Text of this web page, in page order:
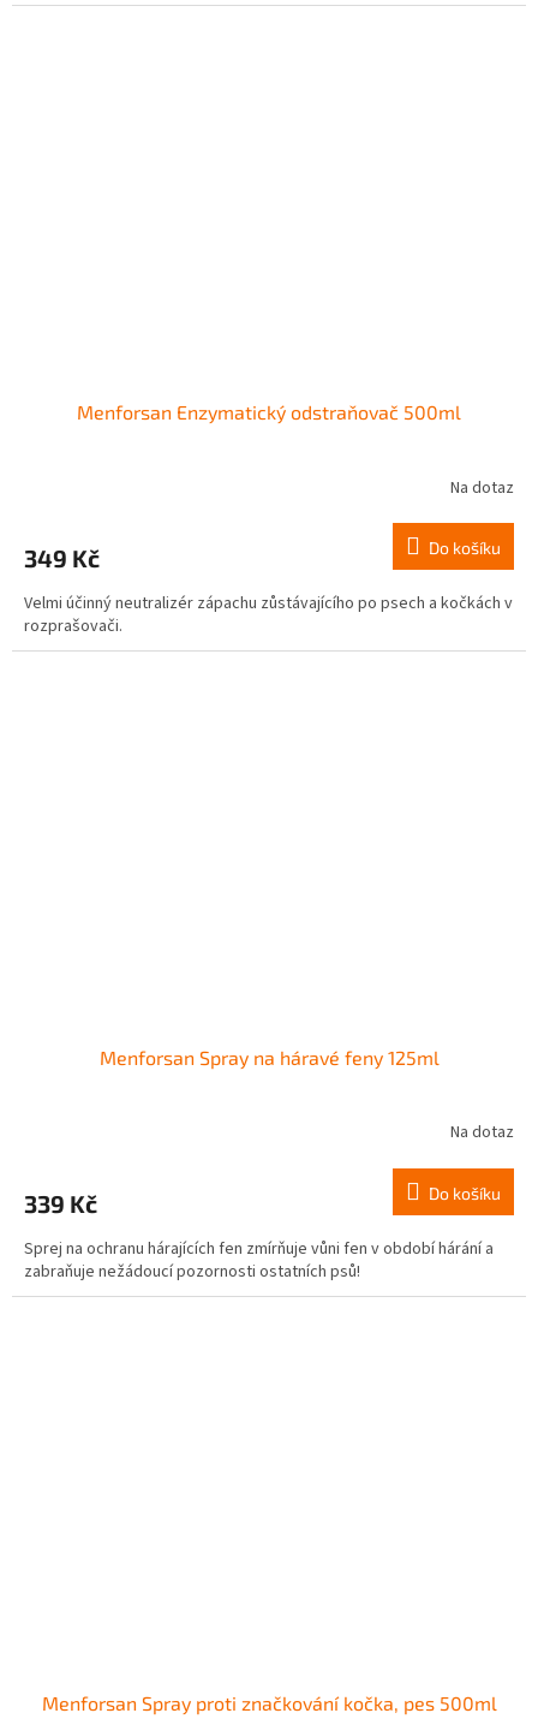
Menforsan Enzymatický odstraňovač 500ml
Na dotaz
349 Kč Do košíku
Velmi účinný neutralizér zápachu zůstávajícího po psech a kočkách v
rozprašovači.
Menforsan Spray na háravé feny 125ml
Na dotaz
339 Kč Do košíku
Sprej na ochranu hárajících fen zmírňuje vůni fen v období hárání a
zabraňuje nežádoucí pozornosti ostatních psů!
Menforsan Spray proti značkování kočka, pes 500ml